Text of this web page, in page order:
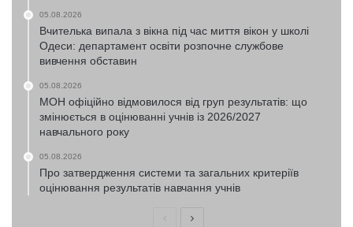
05.08.2026
Вчителька випала з вікна під час миття вікон у школі
Одеси: департамент освіти розпочне службове
вивчення обставин
05.08.2026
МОН офіційно відмовилося від груп результатів: що
змінюється в оцінюванні учнів із 2026/2027
навчального року
05.08.2026
Про затвердження системи та загальних критеріїв
оцінювання результатів навчання учнів
ПопередняНаступна